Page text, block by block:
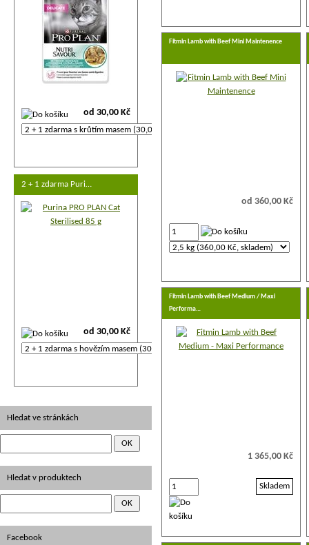
Fitmin Lamb with Beef Mini Maintenence
od 360,00 Kč
Fitmin Lamb with Beef Medium / Maxi
Performa…
1 365,00 Kč
Skladem
od 30,00 Kč
2 + 1 zdarma Puri…
od 30,00 Kč
Hledat ve stránkách
Hledat v produktech
Facebook